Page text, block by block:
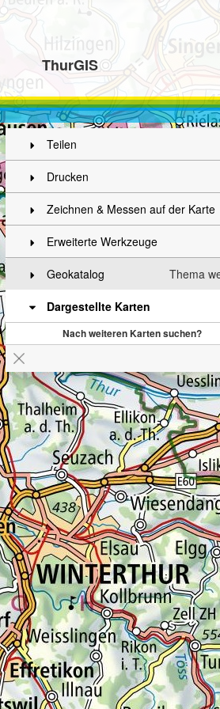
ThurGIS
Teilen
Drucken
Zeichnen & Messen auf der Karte
Erweiterte Werkzeuge
Thema
Geokatalog
Dargestellte Karten
Nach weiteren Karten suchen?